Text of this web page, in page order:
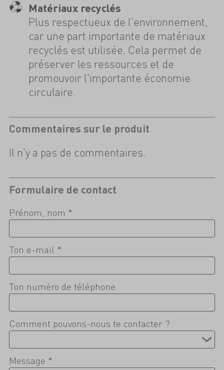
Matériaux recyclés
Plus respectueux de l'environnement,
car une part importante de matériaux
recyclés est utilisée. Cela permet de
préserver les ressources et de
promouvoir l'importante économie
circulaire.
Commentaires sur le produit
Il n'y a pas de commentaires.
Formulaire de contact
Prénom, nom *
Ton e-mail *
Ton numéro de téléphone
Comment pouvons-nous te contacter ?
Message *